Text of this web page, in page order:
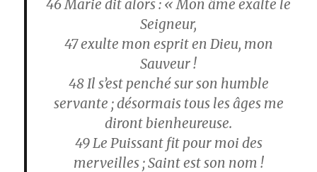
46Marie dit alors : « Mon âme exalte le
Seigneur,
47exulte mon esprit en Dieu, mon
Sauveur !
48Il s’est penché sur son humble
servante ; désormais tous les âges me
diront bienheureuse.
49Le Puissant fit pour moi des
merveilles ; Saint est son nom !